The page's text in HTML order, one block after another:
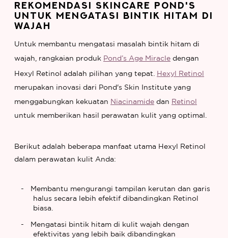
REKOMENDASI SKINCARE POND'S
UNTUK MENGATASI BINTIK HITAM DI
WAJAH
Untuk membantu mengatasi masalah bintik hitam di
wajah, rangkaian produk Pond’s Age Miracle dengan
Hexyl Retinol adalah pilihan yang tepat. Hexyl Retinol
merupakan inovasi dari Pond's Skin Institute yang
menggabungkan kekuatan Niacinamide dan Retinol
untuk memberikan hasil perawatan kulit yang optimal.
Berikut adalah beberapa manfaat utama Hexyl Retinol
dalam perawatan kulit Anda:
Membantu mengurangi tampilan kerutan dan garis
halus secara lebih efektif dibandingkan Retinol
biasa.
Mengatasi bintik hitam di kulit wajah dengan
efektivitas yang lebih baik dibandingkan